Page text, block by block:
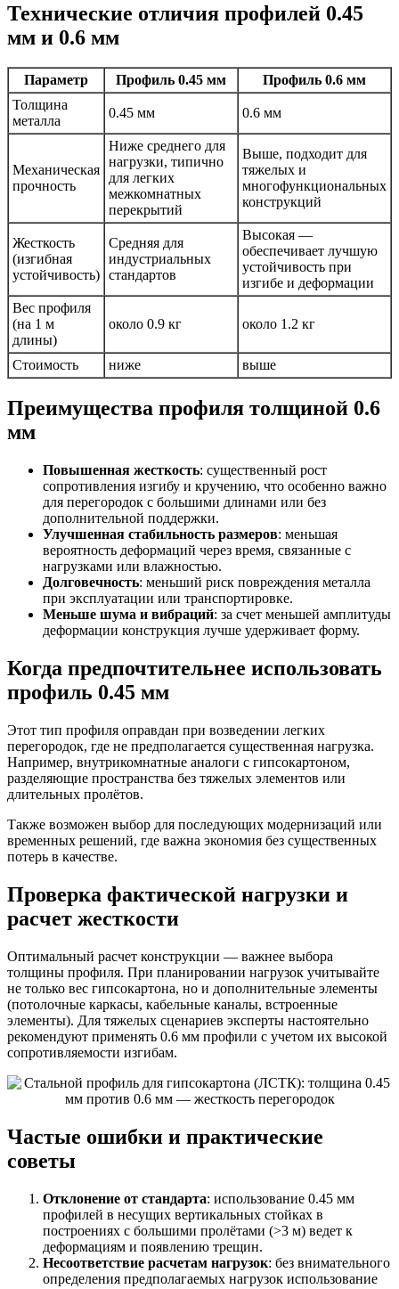
Технические отличия профилей 0.45
мм и 0.6 мм
Параметр Профиль 0.45 мм
Профиль 0.6 мм
Толщина
металла
0.45 мм 0.6 мм
Механическая
прочность
Ниже среднего для
нагрузки, типично
для легких
межкомнатных
перекрытий
Выше, подходит для
тяжелых и
многофункциональных
конструкций
Жесткость
(изгибная
устойчивость)
Средняя для
индустриальных
стандартов
Высокая —
обеспечивает лучшую
устойчивость при
изгибе и деформации
Вес профиля
(на 1 м
длины)
около 0.9 кг около 1.2 кг
Стоимость ниже выше
Преимущества профиля толщиной 0.6
мм
Повышенная жесткость: существенный рост
сопротивления изгибу и кручению, что особенно важно
для перегородок с большими длинами или без
дополнительной поддержки.
Улучшенная стабильность размеров: меньшая
вероятность деформаций через время, связанные с
нагрузками или влажностью.
Долговечность: меньший риск повреждения металла
при эксплуатации или транспортировке.
Меньше шума и вибраций: за счет меньшей амплитуды
деформации конструкция лучше удерживает форму.
Когда предпочтительнее использовать
профиль 0.45 мм
Этот тип профиля оправдан при возведении легких
перегородок, где не предполагается существенная нагрузка.
Например, внутрикомнатные аналоги с гипсокартоном,
разделяющие пространства без тяжелых элементов или
длительных пролётов.
Также возможен выбор для последующих модернизаций или
временных решений, где важна экономия без существенных
потерь в качестве.
Проверка фактической нагрузки и
расчет жесткости
Оптимальный расчет конструкции — важнее выбора
толщины профиля. При планировании нагрузок учитывайте
не только вес гипсокартона, но и дополнительные элементы
(потолочные каркасы, кабельные каналы, встроенные
элементы). Для тяжелых сценариев эксперты настоятельно
рекомендуют применять 0.6 мм профили с учетом их высокой
сопротивляемости изгибам.
Частые ошибки и практические
советы
Отклонение от стандарта: использование 0.45 мм
профилей в несущих вертикальных стойках в
построениях с большими пролётами (>3 м) ведет к
деформациям и появлению трещин.
Несоответствие расчетам нагрузок: без внимательного
определения предполагаемых нагрузок использование